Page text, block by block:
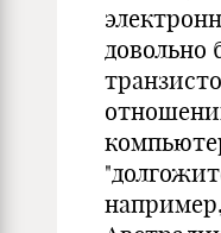
довольно